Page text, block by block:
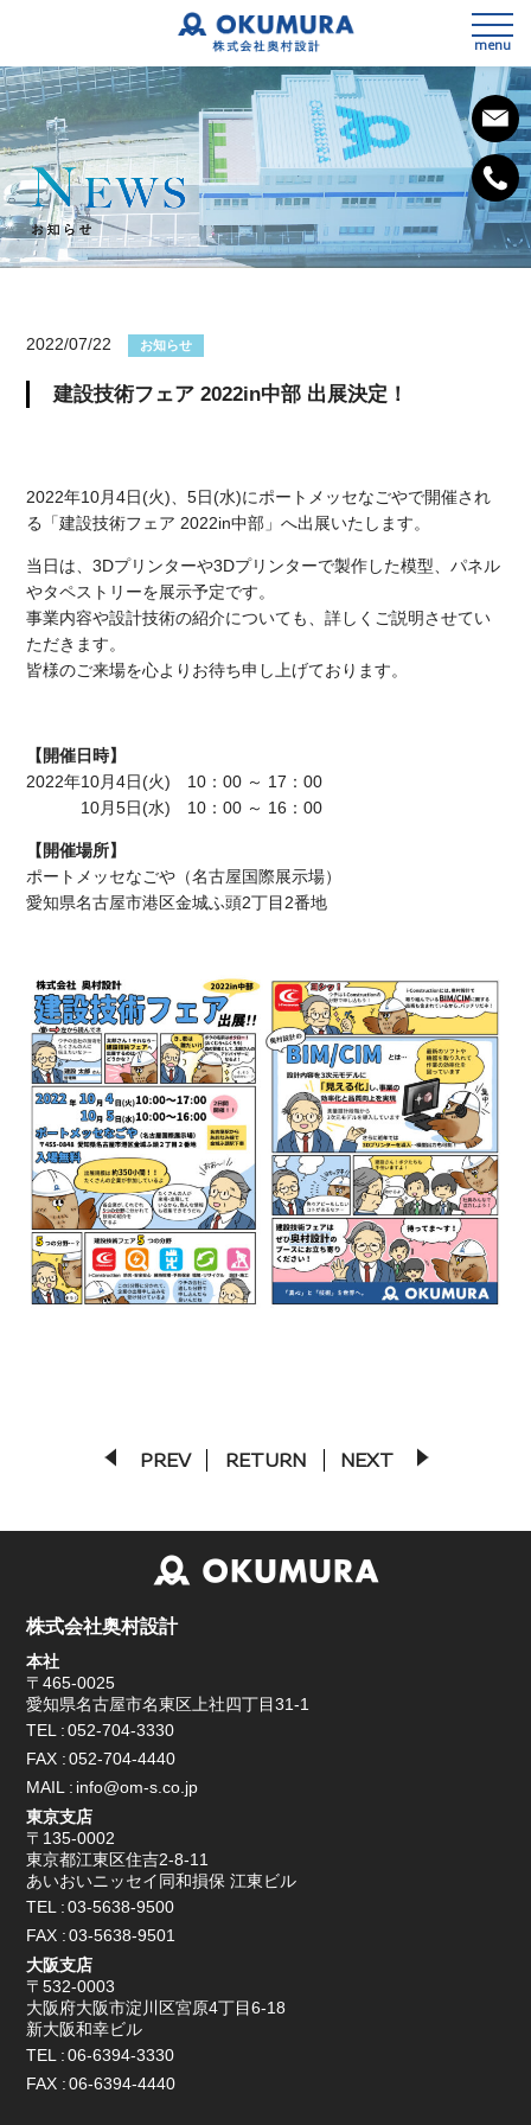
BIM/CIM
2022/07/22 お知らせ
建設技術フェア 2022in中部 出展決定！
2022年10月4日(火)、5日(水)にポートメッセなごやで開催され
る「建設技術フェア 2022in中部」へ出展いたします。
当日は、3Dプリンターや3Dプリンターで製作した模型、パネル
やタペストリーを展示予定です。
事業内容や設計技術の紹介についても、詳しくご説明させてい
ただきます。
皆様のご来場を心よりお待ち申し上げております。
【開催日時】
2022年10月4日(火) 10：00 ～ 17：00
10月5日(水) 10：00 ～ 16：00
【開催場所】
ポートメッセなごや（名古屋国際展示場）
愛知県名古屋市港区金城ふ頭2丁目2番地
PREV RETURN NEXT
株式会社奥村設計
本社
〒465-0025
愛知県名古屋市名東区上社四丁目31-1
TEL
052-704-3330
FAX
052-704-4440
MAIL
info@om-s.co.jp
東京支店
〒135-0002
東京都江東区住吉2-8-11
あいおいニッセイ同和損保 江東ビル
TEL
03-5638-9500
FAX
03-5638-9501
大阪支店
〒532-0003
大阪府大阪市淀川区宮原4丁目6-18
新大阪和幸ビル
TEL
06-6394-3330
FAX
06-6394-4440
menu